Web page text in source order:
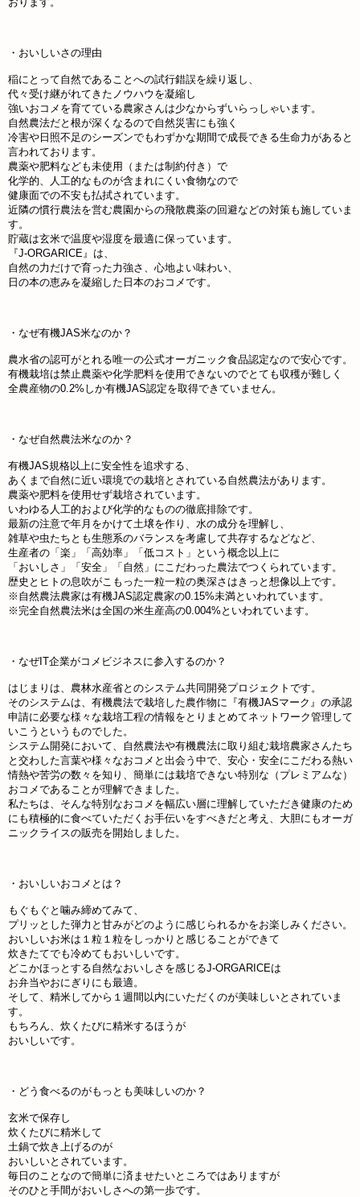
・おいしいさの理由
稲にとって自然であることへの試行錯誤を繰り返し、
代々受け継がれてきたノウハウを凝縮し
強いおコメを育てている農家さんは少なからずいらっしゃいます。
自然農法だと根が深くなるので自然災害にも強く
冷害や日照不足のシーズンでもわずかな期間で成長できる生命力があると
言われております。
農薬や肥料なども未使用（または制約付き）で
化学的、人工的なものが含まれにくい食物なので
健康面での不安も払拭されています。
近隣の慣行農法を営む農園からの飛散農薬の回避などの対策も施していま
す。
貯蔵は玄米で温度や湿度を最適に保っています。
『J-ORGARICE』は、
自然の力だけで育った力強さ、心地よい味わい、
日の本の恵みを凝縮した日本のおコメです。
・なぜ有機JAS米なのか？
農水省の認可がとれる唯一の公式オーガニック食品認定なので安心です。
有機栽培は禁止農薬や化学肥料を使用できないのでとても収穫が難しく
全農産物の0.2%しか有機JAS認定を取得できていません。
・なぜ自然農法米なのか？
有機JAS規格以上に安全性を追求する、
あくまで自然に近い環境での栽培とされている自然農法があります。
農薬や肥料を使用せず栽培されています。
いわゆる人工的および化学的なものの徹底排除です。
最新の注意で年月をかけて土壌を作り、水の成分を理解し、
雑草や虫たちとも生態系のバランスを考慮して共存するなどなど、
生産者の「楽」「高効率」「低コスト」という概念以上に
「おいしさ」「安全」「自然」にこだわった農法でつくられています。
歴史とヒトの息吹がこもった一粒一粒の奥深さはきっと想像以上です。
※自然農法農家は有機JAS認定農家の0.15%未満といわれています。
※完全自然農法米は全国の米生産高の0.004%といわれています。
・なぜIT企業がコメビジネスに参入するのか？
はじまりは、農林水産省とのシステム共同開発プロジェクトです。
そのシステムは、有機農法で栽培した農作物に『有機JASマーク』の承認
申請に必要な様々な栽培工程の情報をとりまとめてネットワーク管理して
いこうというものでした。
システム開発において、自然農法や有機農法に取り組む栽培農家さんたち
と交わした言葉や様々なおコメと出会う中で、安心・安全にこだわる熱い
情熱や苦労の数々を知り、簡単には栽培できない特別な（プレミアムな）
おコメであることが理解できました。
私たちは、そんな特別なおコメを幅広い層に理解していただき健康のため
にも積極的に食べていただくお手伝いをすべきだと考え、大胆にもオーガ
ニックライスの販売を開始しました。
・おいしいおコメとは？
もぐもぐと噛み締めてみて、
プリッとした弾力と甘みがどのように感じられるかをお楽しみください。
おいしいお米は１粒１粒をしっかりと感じることができて
炊きたてでも冷めてもおいしいです。
どこかほっとする自然なおいしさを感じるJ-ORGARICEは
お弁当やおにぎりにも最適。
そして、精米してから１週間以内にいただくのが美味しいとされていま
す。
もちろん、炊くたびに精米するほうが
おいしいです。
・どう食べるのがもっとも美味しいのか？
玄米で保存し
炊くたびに精米して
土鍋で炊き上げるのが
おいしいとされています。
毎日のことなので簡単に済ませたいところではありますが
そのひと手間がおいしさへの第一歩です。